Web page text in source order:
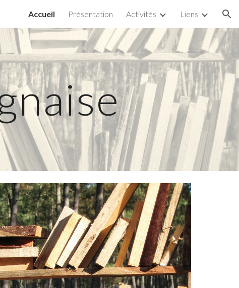
Accueil Présentation Activités Liens